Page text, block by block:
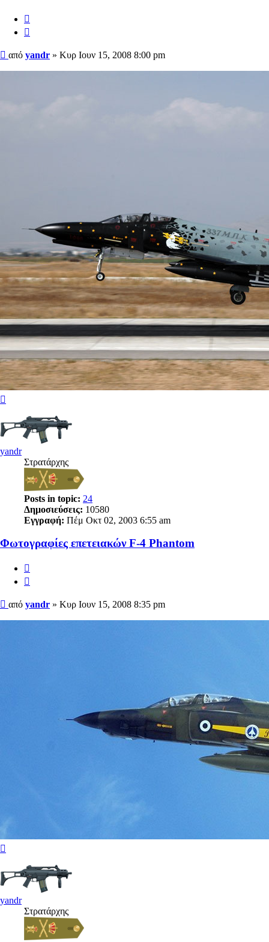
Δημοσίευση
από yandr » Κυρ Ιουν 15, 2008 8:00 pm
yandr
Στρατάρχης
Posts in topic: 24
Δημοσιεύσεις: 10580
Εγγραφή: Πέμ Οκτ 02, 2003 6:55 am
Φωτογραφίες επετειακών F-4 Phantom
Δημοσίευση
από yandr » Κυρ Ιουν 15, 2008 8:35 pm
yandr
Στρατάρχης